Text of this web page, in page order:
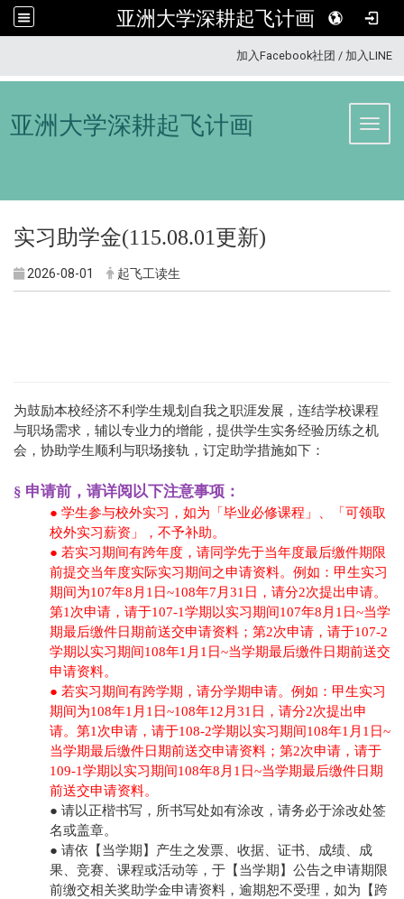
亚洲大学深耕起飞计画
加入Facebook社团 / 加入LINE
亚洲大学深耕起飞计画
实习助学金(115.08.01更新)
2026-08-01 起飞工读生
为鼓励本校经济不利学生规划自我之职涯发展，连结学校课程
与职场需求，辅以专业力的增能，提供学生实务经验历练之机
会，协助学生顺利与职场接轨，订定助学措施如下：
§ 申请前，请详阅以下注意事项：
● 学生参与校外实习，如为「毕业必修课程」、「可领取
校外实习薪资」，不予补助。
● 若实习期间有跨年度，请同学先于当年度最后缴件期限
前提交当年度实际实习期间之申请资料。例如：甲生实习
期间为107年8月1日~108年7月31日，请分2次提出申请。
第1次申请，请于107-1学期以实习期间107年8月1日~当学
期最后缴件日期前送交申请资料；第2次申请，请于107-2
学期以实习期间108年1月1日~当学期最后缴件日期前送交
申请资料。
● 若实习期间有跨学期，请分学期申请。 例如：甲生实习
期间为108年1月1日~108年12月31日，请分2次提出申
请。第1次申请，请于108-2学期以实习期间108年1月1日~
当学期最后缴件日期前送交申请资料；第2次申请，请于
109-1学期以实习期间108年8月1日~当学期最后缴件日期
前送交申请资料。
● 请以正楷书写，所书写处如有涂改，请务必于涂改处签
名或盖章。
● 请依【当学期】产生之发票、收据、证书、成绩、成
果、竞赛、课程或活动等，于【当学期】公告之申请期限
前缴交相关奖助学金申请资料，逾期恕不受理，如为【跨